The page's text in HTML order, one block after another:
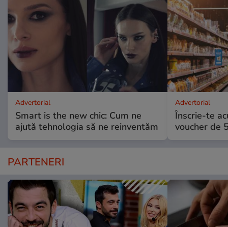
Advertorial
Smart is the new chic: Cum ne
ajută tehnologia să ne reinventăm
Advertorial
Înscrie-te
voucher de
PARTENERI